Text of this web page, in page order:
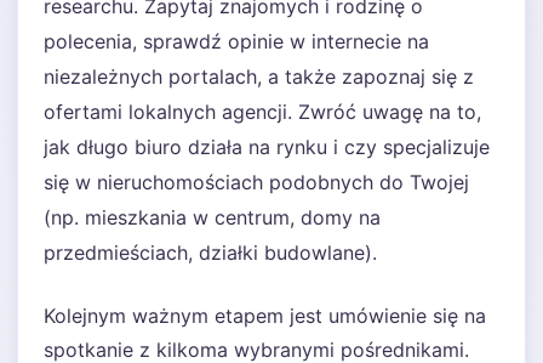
researchu. Zapytaj znajomych i rodzinę o
polecenia, sprawdź opinie w internecie na
niezależnych portalach, a także zapoznaj się z
ofertami lokalnych agencji. Zwróć uwagę na to,
jak długo biuro działa na rynku i czy specjalizuje
się w nieruchomościach podobnych do Twojej
(np. mieszkania w centrum, domy na
przedmieściach, działki budowlane).
Kolejnym ważnym etapem jest umówienie się na
spotkanie z kilkoma wybranymi pośrednikami.